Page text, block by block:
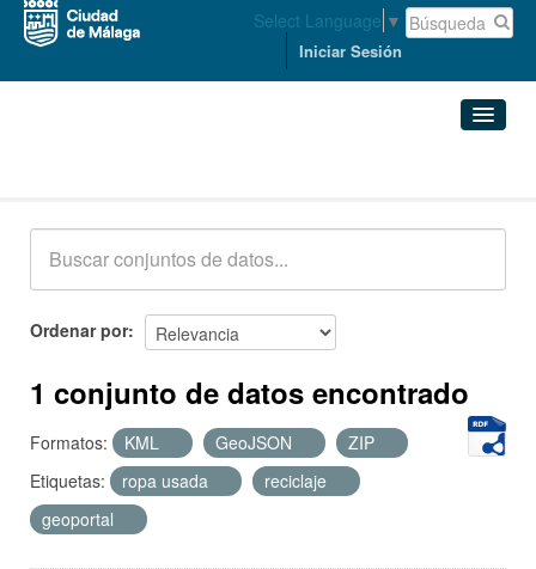
Select Language ▼
Iniciar Sesión
Acerca de
Ordenar por
1 conjunto de datos encontrado
Formatos: KML GeoJSON
ZIP
Etiquetas:
ropa usada
reciclaje
geoportal